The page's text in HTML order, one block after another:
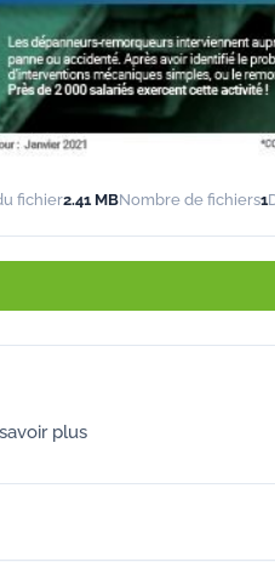
fichier2.41 MBNombre de fichiers1
plus